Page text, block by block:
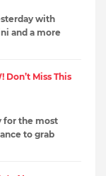
with
and a more
Don’t Miss This
for the most
to grab